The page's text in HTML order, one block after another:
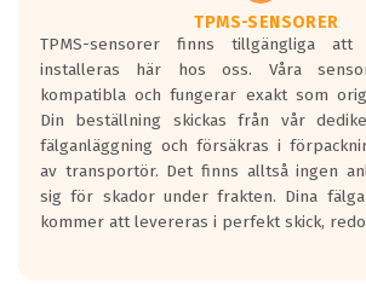
godkända för år 2016 nya regelverk.
Ett däck med en svart våg kommer vara
minst tre decibel tystare än det
regelverk som börjar gälla 2016.
TPMS-SENSORER
TPMS-sensorer finns tillgängliga
installeras här hos oss. Våra
kompatibla och fungerar exakt som
Din beställning skickas från vår
fälganläggning och försäkras i
av transportör. Det finns alltså ingen
sig för skador under frakten. Dina
kommer att levereras i perfekt skick,